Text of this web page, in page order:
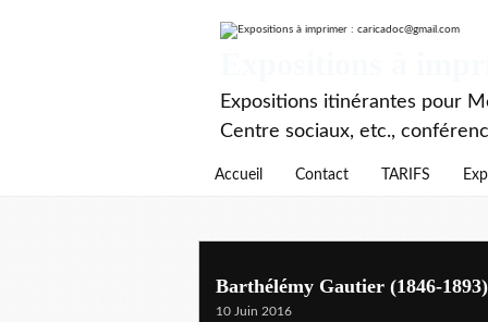
Expositions itinérantes pour
Centre sociaux, etc.,
Accueil Contact TARIFS
Barthélémy Gautier (1846-
10 Juin 2016